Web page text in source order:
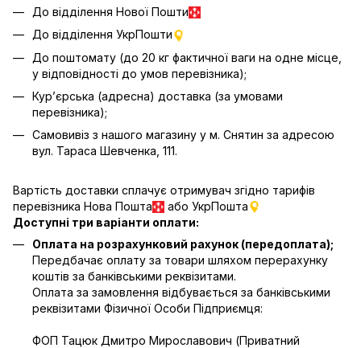
До відділення Нової Пошти
До відділення УкрПошти
До поштомату (до 20 кг фактичної ваги на одне місце,
у відповідності до умов перевізника);
Кур’єрська (адресна) доставка (за умовами
перевізника);
Самовивіз з нашого магазину у м. Снятин за адресою
вул. Тараса Шевченка, 111.
Вартість доставки сплачує отримувач згідно тарифів
перевізника Нова Пошта
або УкрПошта
Доступні три варіанти оплати:
Оплата на розрахунковий рахунок (передоплата);
Передбачає оплату за товари шляхом перерахунку
коштів за банківськими реквізитами.
Оплата за замовлення відбувається за банківськими
реквізитами Фізичної Особи Підприємця:
ФОП Тацюк Дмитро Мирославович (Приватний